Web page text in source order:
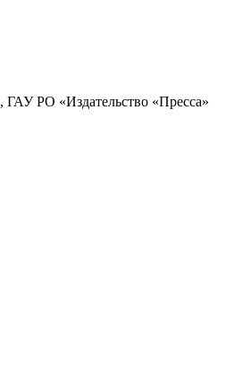
ГАУ РО «Издательство «Пресса»